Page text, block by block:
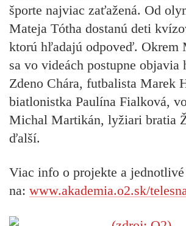
športe najviac zaťažená. Od
Mateja Tótha dostanú deti
ktorú hľadajú odpoveď. Okrem
sa vo videách postupne objavia
Zdeno Chára, futbalista Marek
biatlonistka Paulína Fialková,
Michal Martikán, lyžiari bratia
ďalší.
Viac info o projekte a jednotlivé
na: www.akademia.o2.sk/